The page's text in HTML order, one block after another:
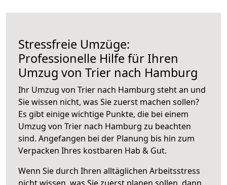
Stressfreie Umzüge:
Professionelle Hilfe für Ihren
Umzug von Trier nach Hamburg
Ihr Umzug von Trier nach Hamburg steht an und
Sie wissen nicht, was Sie zuerst machen sollen?
Es gibt einige wichtige Punkte, die bei einem
Umzug von Trier nach Hamburg zu beachten
sind. Angefangen bei der Planung bis hin zum
Verpacken Ihres kostbaren Hab & Gut.
Wenn Sie durch Ihren alltäglichen Arbeitsstress